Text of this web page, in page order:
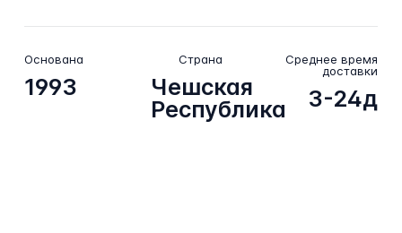
Основана
1993
Страна
Чешская
Республика
Среднее время
доставки
3-24д